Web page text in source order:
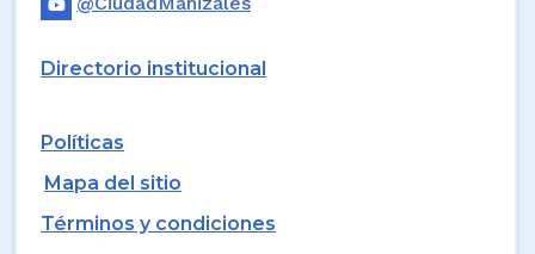
Directorio institucional
Políticas
Mapa del sitio
Términos y condiciones